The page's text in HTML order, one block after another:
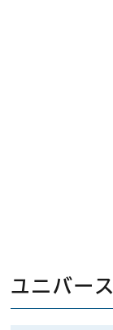
ユニバー